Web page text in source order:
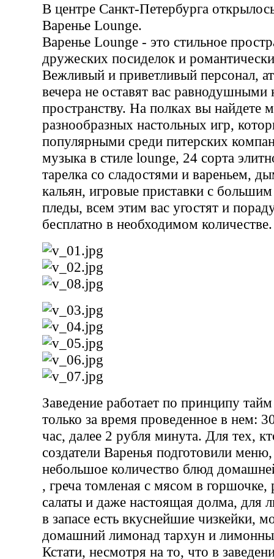
В центре Санкт-Петербурга
Варенье Lounge.
Варенье Lounge - это стильное
дружеских посиделок и
Вежливый и приветливый персонал,
вечера не оставят вас
пространству. На полках вы найдете
разнообразных настольных игр,
популярными среди питерских
музыка в стиле lounge, 24 сорта
тарелка со сладостями и вареньем,
кальян, игровые приставки с
пледы, всем этим вас угостят и
бесплатно в необходимом количестве.
Заведение работает по принципу
только за время проведенное в нем:
час, далее 2 рубля минута. Для тех,
создатели Варенья подготовили
небольшое количество блюд
, греча томленая с мясом в горшочке,
салаты и даже настоящая долма, для
в запасе есть вкуснейшие чизкейки,
домашний лимонад тархун и
Кстати, несмотря на то, что в